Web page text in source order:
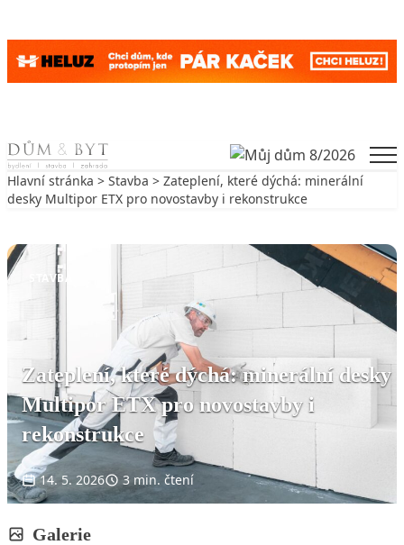
Skip to content
Hlavní stránka > Stavba > Zateplení, které dýchá: minerální
desky Multipor ETX pro novostavby i rekonstrukce
STAVBA
Zateplení, které dýchá: minerální desky
Multipor ETX pro novostavby i
rekonstrukce
14. 5. 2026 3 min. čtení
Galerie